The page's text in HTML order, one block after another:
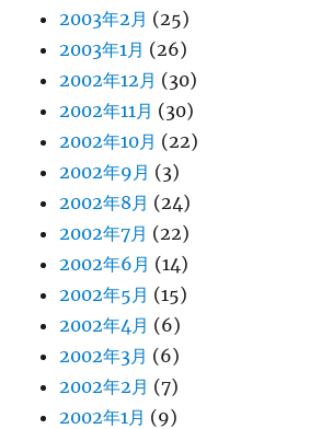
2003年2月 (25)
2003年1月 (26)
2002年12月 (30)
2002年11月 (30)
2002年10月 (22)
2002年9月 (3)
2002年8月 (24)
2002年7月 (22)
2002年6月 (14)
2002年5月 (15)
2002年4月 (6)
2002年3月 (6)
2002年2月 (7)
2002年1月 (9)